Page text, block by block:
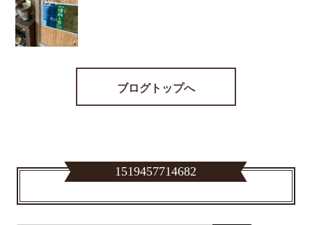
ブログトップへ
1519457714682